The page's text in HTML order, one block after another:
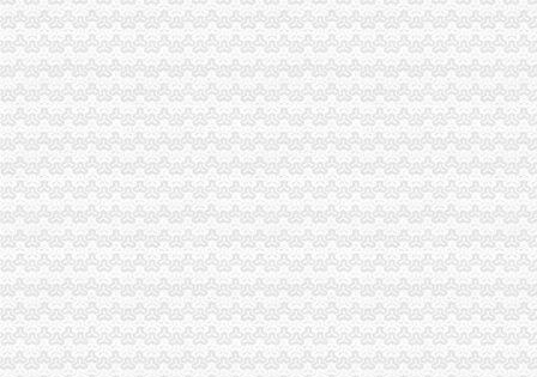
海关、物流公司已经留下进出口记录-久久信息网
【2014年海关物流有限公司新招聘信息_电话_地址】-赶集网
海关物流监控解决方案-海关-技术文章-中国工控网
天津源海关务物流有限公司
【深圳保税区海关物流公司】价格_厂家_图片-Hc360慧聪网
海关集中物流监管系统,实力供应商-全球五金网
大工业区海关衡专线物流公司_云同盟
【海关物流园区服务】价格,厂家,图片,进出口全套代理,青岛保税
大工业区海关专线物流_云同盟
中俄铁路海关货运物流公司（图）-供应信息-环球经贸网
海关新物流线路企业运1个集装箱可省千元_新蓝网
天津到上海关物流公司_志趣网
海关监管仓物流公司_海关监管仓物流厂家_公司页-阿里巴巴
西班牙巴塞罗那海关货运公司外贸部
【海关物流帐软件】厂家,价格,图片_东莞赛文计算机有限公司_必途